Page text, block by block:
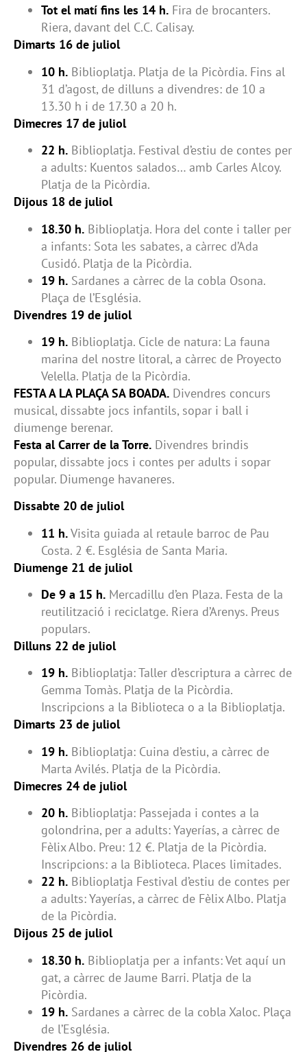
Tot el matí fins les 14 h. Fira de brocanters.
Riera, davant del C.C. Calisay.
Dimarts 16 de juliol
10 h. Biblioplatja. Platja de la Picòrdia. Fins al
31 d’agost, de dilluns a divendres: de 10 a
13.30 h i de 17.30 a 20 h.
Dimecres 17 de juliol
22 h. Biblioplatja. Festival d’estiu de contes per
a adults: Kuentos salados… amb Carles Alcoy.
Platja de la Picòrdia.
Dijous 18 de juliol
18.30 h. Biblioplatja. Hora del conte i taller per
a infants: Sota les sabates, a càrrec d’Ada
Cusidó. Platja de la Picòrdia.
19 h. Sardanes a càrrec de la cobla Osona.
Plaça de l’Església.
Divendres 19 de juliol
19 h. Biblioplatja. Cicle de natura: La fauna
marina del nostre litoral, a càrrec de Proyecto
Velella. Platja de la Picòrdia.
FESTA A LA PLAÇA SA BOADA. Divendres concurs
musical, dissabte jocs infantils, sopar i ball i
diumenge berenar.
Festa al Carrer de la Torre. Divendres brindis
popular, dissabte jocs i contes per adults i sopar
popular. Diumenge havaneres.
Dissabte 20 de juliol
11 h.Visita guiada al retaule barroc de Pau
Costa. 2 €. Església de Santa Maria.
Diumenge 21 de juliol
De 9 a 15 h. Mercadillu d’en Plaza. Festa de la
reutilització i reciclatge. Riera d’Arenys. Preus
populars.
Dilluns 22 de juliol
19 h. Biblioplatja: Taller d’escriptura a càrrec de
Gemma Tomàs. Platja de la Picòrdia.
Inscripcions a la Biblioteca o a la Biblioplatja.
Dimarts 23 de juliol
19 h. Biblioplatja: Cuina d’estiu, a càrrec de
Marta Avilés. Platja de la Picòrdia.
Dimecres 24 de juliol
20 h. Biblioplatja: Passejada i contes a la
golondrina, per a adults: Yayerías, a càrrec de
Fèlix Albo. Preu: 12 €. Platja de la Picòrdia.
Inscripcions: a la Biblioteca. Places limitades.
22 h. Biblioplatja Festival d’estiu de contes per
a adults: Yayerías, a càrrec de Fèlix Albo. Platja
de la Picòrdia.
Dijous 25 de juliol
18.30 h. Biblioplatja per a infants: Vet aquí un
gat, a càrrec de Jaume Barri. Platja de la
Picòrdia.
19 h. Sardanes a càrrec de la cobla Xaloc. Plaça
de l’Església.
Divendres 26 de juliol